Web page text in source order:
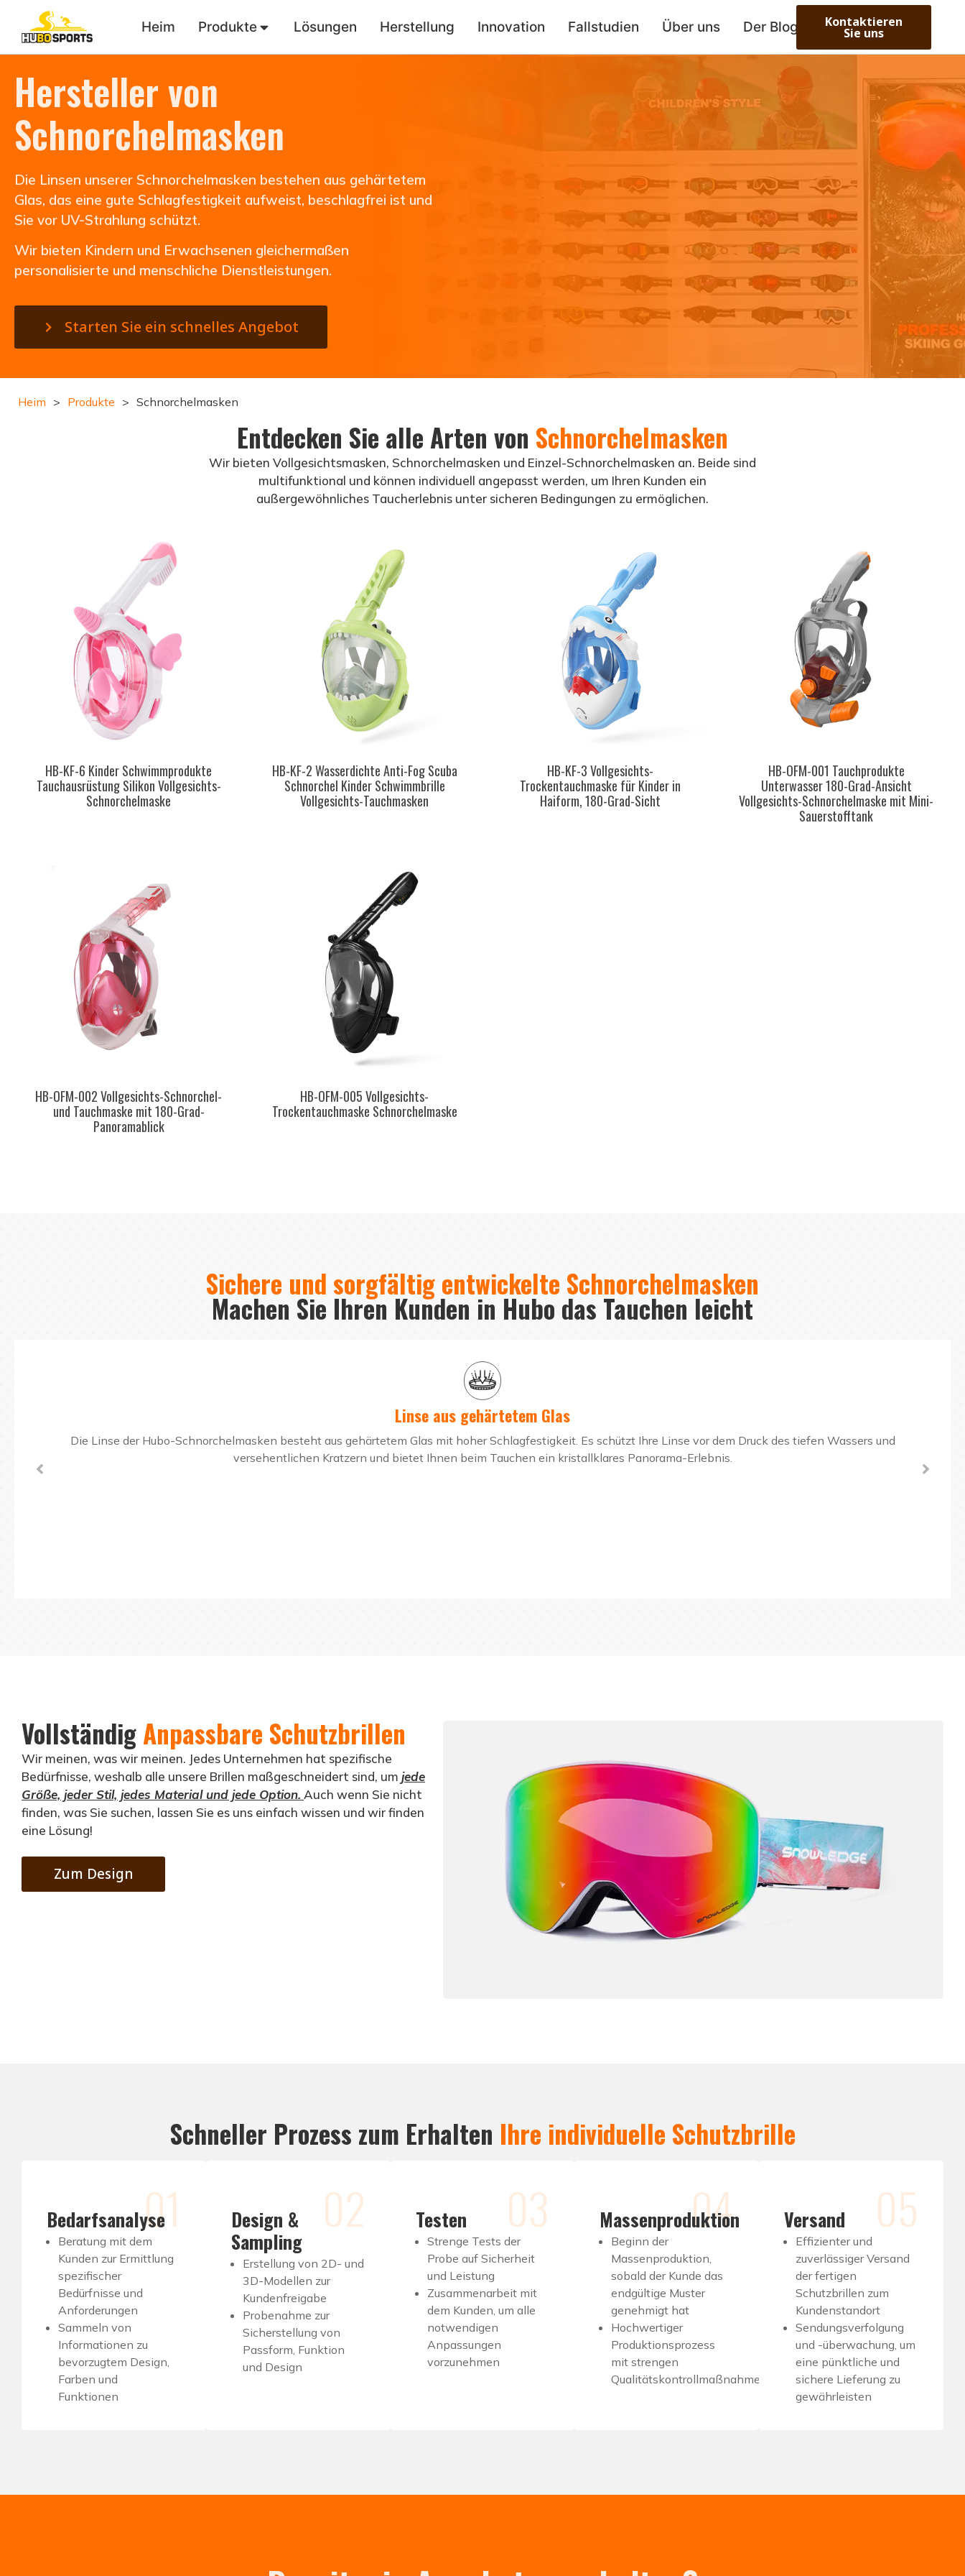
Heim Produkte Lösungen Herstellung Innovation Fallstudien Über uns Der Blog Kontaktieren
Sie uns
Hersteller von
Schnorchelmasken
Die Linsen unserer Schnorchelmasken bestehen aus gehärtetem
Glas, das eine gute Schlagfestigkeit aufweist, beschlagfrei ist und
Sie vor UV-Strahlung schützt.
Wir bieten Kindern und Erwachsenen gleichermaßen
personalisierte und menschliche Dienstleistungen.
Starten Sie ein schnelles Angebot
Heim > Produkte > Schnorchelmasken
Entdecken Sie alle Arten von Schnorchelmasken
Wir bieten Vollgesichtsmasken, Schnorchelmasken und Einzel-Schnorchelmasken an. Beide sind
multifunktional und können individuell angepasst werden, um Ihren Kunden ein
außergewöhnliches Taucherlebnis unter sicheren Bedingungen zu ermöglichen.
HB-KF-6 Kinder Schwimmprodukte
Tauchausrüstung Silikon Vollgesichts-
Schnorchelmaske
HB-KF-2 Wasserdichte Anti-Fog Scuba
Schnorchel Kinder Schwimmbrille
Vollgesichts-Tauchmasken
HB-KF-3 Vollgesichts-
Trockentauchmaske für Kinder in
Haiform, 180-Grad-Sicht
HB-OFM-001 Tauchprodukte
Unterwasser 180-Grad-Ansicht
Vollgesichts-Schnorchelmaske mit Mini-
Sauerstofftank
HB-OFM-002 Vollgesichts-Schnorchel-
und Tauchmaske mit 180-Grad-
Panoramablick
HB-OFM-005 Vollgesichts-
Trockentauchmaske Schnorchelmaske
Sichere und sorgfältig entwickelte Schnorchelmasken
Machen Sie Ihren Kunden in Hubo das Tauchen leicht
Linse aus gehärtetem Glas
Die Linse der Hubo-Schnorchelmasken besteht aus gehärtetem Glas mit hoher Schlagfestigkeit. Es schützt Ihre Linse vor dem Druck des tiefen Wassers und
versehentlichen Kratzern und bietet Ihnen beim Tauchen ein kristallklares Panorama-Erlebnis.
VollständigAnpassbare Schutzbrillen
Wir meinen, was wir meinen. Jedes Unternehmen hat spezifische
Bedürfnisse, weshalb alle unsere Brillen maßgeschneidert sind, um jede
Größe, jeder Stil, jedes Material und jede Option. Auch wenn Sie nicht
finden, was Sie suchen, lassen Sie es uns einfach wissen und wir finden
eine Lösung!
Zum Design
Schneller Prozess zum Erhalten Ihre individuelle Schutzbrille
01
Bedarfsanalyse
Beratung mit dem
Kunden zur Ermittlung
spezifischer
Bedürfnisse und
Anforderungen
Sammeln von
Informationen zu
bevorzugtem Design,
Farben und
Funktionen
02
Design &
Sampling
Erstellung von 2D- und
3D-Modellen zur
Kundenfreigabe
Probenahme zur
Sicherstellung von
Passform, Funktion
und Design
03
Testen
Strenge Tests der
Probe auf Sicherheit
und Leistung
Zusammenarbeit mit
dem Kunden, um alle
notwendigen
Anpassungen
vorzunehmen
04
Massenproduktion
Beginn der
Massenproduktion,
sobald der Kunde das
endgültige Muster
genehmigt hat
Hochwertiger
Produktionsprozess
mit strengen
Qualitätskontrollmaßnahmen
05
Versand
Effizienter und
zuverlässiger Versand
der fertigen
Schutzbrillen zum
Kundenstandort
Sendungsverfolgung
und -überwachung, um
eine pünktliche und
sichere Lieferung zu
gewährleisten